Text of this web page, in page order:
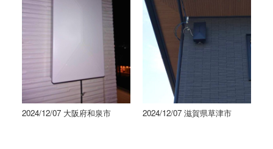
2024/12/07 大阪府和泉市 2024/12/07 滋賀県草津市